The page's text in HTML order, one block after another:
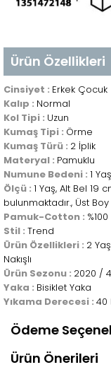
Ürün Özellikleri
Cinsiyet : Erkek Çocuk
Kalıp : Normal
Kol Tipi : Uzun
Kumaş Tipi : Örme
Kumaş Türü : 2 İplik
Materyal : Pamuklu
Numune Bedeni : 1 Yaş
Ölçü : 1 Yaş, Alt Bel 19
bulunmaktadır., Üst
Pamuk-Cotton : %100
Stil : Trend
Ürün Özellikleri : 2
Nakışlı
Ürün Sezonu : 2020 / 4
Yaka : Bisiklet Yaka
Yıkama Derecesi : 40
Ödeme
Ürün Önerileri